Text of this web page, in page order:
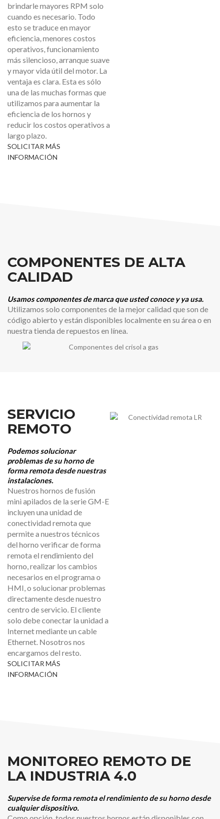
brindarle mayores RPM solo
cuando es necesario. Todo
esto se traduce en mayor
eficiencia, menores costos
operativos, funcionamiento
más silencioso, arranque suave
y mayor vida útil del motor. La
ventaja es clara. Esta es sólo
una de las muchas formas que
utilizamos para aumentar la
eficiencia de los hornos y
reducir los costos operativos a
largo plazo.
SOLICITAR MÁS
INFORMACIÓN
COMPONENTES DE ALTA
CALIDAD
Usamos componentes de marca que usted conoce y ya usa.
Utilizamos solo componentes de la mejor calidad que son de
código abierto y están disponibles localmente en su área o en
nuestra tienda de repuestos en línea.
SERVICIO
REMOTO
Podemos solucionar
problemas de su horno de
forma remota desde nuestras
instalaciones.
Nuestros hornos de fusión
mini apilados de la serie GM-E
incluyen una unidad de
conectividad remota que
permite a nuestros técnicos
del horno verificar de forma
remota el rendimiento del
horno, realizar los cambios
necesarios en el programa o
HMI, o solucionar problemas
directamente desde nuestro
centro de servicio. El cliente
solo debe conectar la unidad a
Internet mediante un cable
Ethernet. Nosotros nos
encargamos del resto.
SOLICITAR MÁS
INFORMACIÓN
MONITOREO REMOTO DE
LA INDUSTRIA 4.0
Supervise de forma remota el rendimiento de su horno desde
cualquier dispositivo.